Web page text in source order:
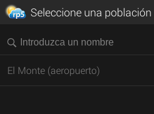
Seleccione una población
El Monte (aeropuerto)